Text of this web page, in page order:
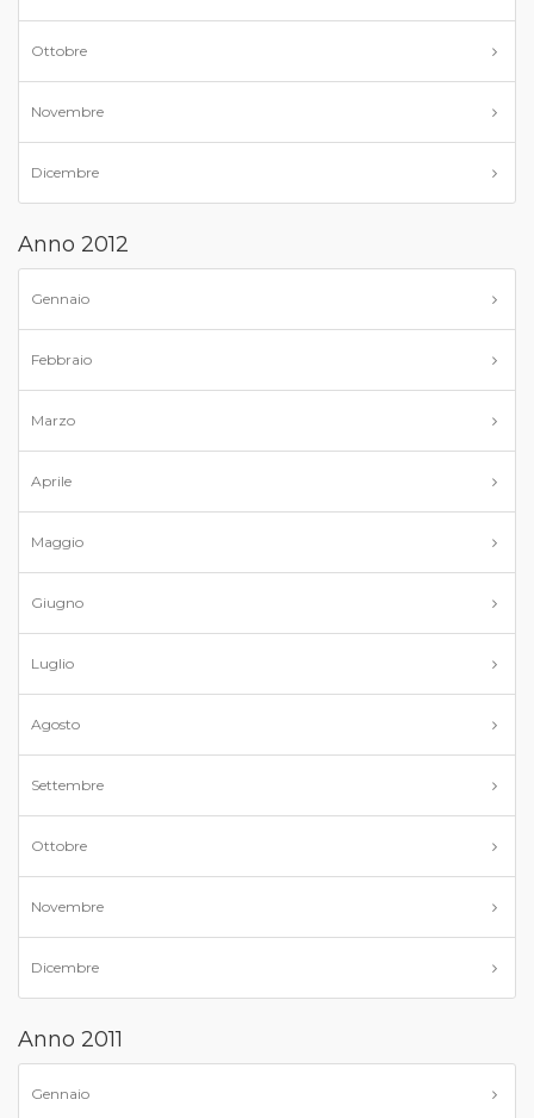
Ottobre
Novembre
Dicembre
Anno 2012
Gennaio
Febbraio
Marzo
Aprile
Maggio
Giugno
Luglio
Agosto
Settembre
Ottobre
Novembre
Dicembre
Anno 2011
Gennaio